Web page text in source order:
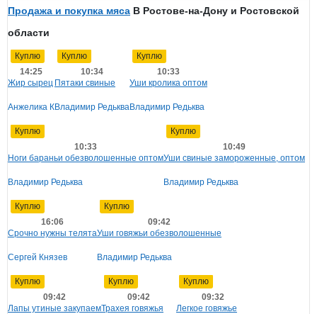
Продажа и покупка мяса В Ростове-на-Дону и Ростовской
области
Куплю
14:25
Жир сырец
Анжелика К
Куплю
10:34
Пятаки свиные
Владимир Редьква
Куплю
10:33
Уши кролика оптом
Владимир Редьква
Куплю
10:33
Ноги бараньи обезволошенные оптом
Владимир Редьква
Куплю
10:49
Уши свиные замороженные, оптом
Владимир Редьква
Куплю
16:06
Срочно нужны телята
Сергей Князев
Куплю
09:42
Уши говяжьи обезволошенные
Владимир Редьква
Куплю
09:42
Лапы утиные закупаем
Куплю
09:42
Трахея говяжья
Куплю
09:32
Легкое говяжье